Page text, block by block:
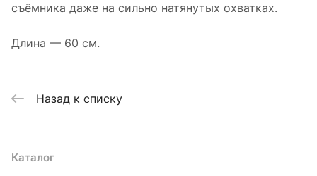
съёмника даже на сильно натянутых охватках.
Длина — 60 см.
Назад к списку
Каталог